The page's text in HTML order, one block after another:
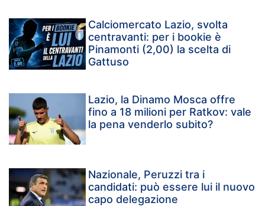
Calciomercato Lazio, svolta
centravanti: per i bookie è
Pinamonti (2,00) la scelta di
Gattuso
Lazio, la Dinamo Mosca offre
fino a 18 milioni per Ratkov: vale
la pena venderlo subito?
Nazionale, Peruzzi tra i
candidati: può essere lui il nuovo
capo delegazione